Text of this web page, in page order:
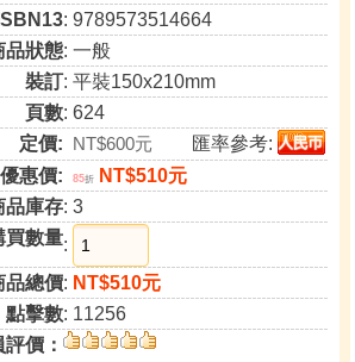
ISBN13: 9789573514664
品狀態: 一般
裝訂: 平裝150x210mm
頁數: 624
定價: NT$600元
匯率參考:
優惠價:
85折
NT$510元
品庫存: 3
買數量:
品總價: NT$510元
點擊數: 11256
評價：